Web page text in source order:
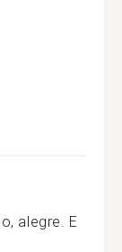
alegre. E